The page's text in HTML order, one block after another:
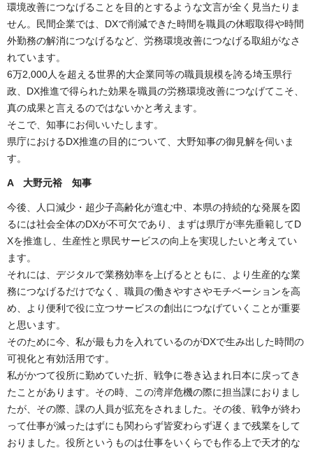
環境改善につなげることを目的とするような文言が全く見当たりま
せん。民間企業では、DXで削減できた時間を職員の休暇取得や時間
外勤務の解消につなげるなど、労務環境改善につなげる取組がなさ
れています。
6万2,000人を超える世界的大企業同等の職員規模を誇る埼玉県行
政、DX推進で得られた効果を職員の労務環境改善につなげてこそ、
真の成果と言えるのではないかと考えます。
そこで、知事にお伺いいたします。
県庁におけるDX推進の目的について、大野知事の御見解を伺いま
す。
A 大野元裕 知事
今後、人口減少・超少子高齢化が進む中、本県の持続的な発展を図
るには社会全体のDXが不可欠であり、まずは県庁が率先垂範してD
Xを推進し、生産性と県民サービスの向上を実現したいと考えてい
ます。
それには、デジタルで業務効率を上げるとともに、より生産的な業
務につなげるだけでなく、職員の働きやすさやモチベーションを高
め、より便利で役に立つサービスの創出につなげていくことが重要
と思います。
そのために今、私が最も力を入れているのがDXで生み出した時間の
可視化と有効活用です。
私がかつて役所に勤めていた折、戦争に巻き込まれ日本に戻ってき
たことがあります。その時、この湾岸危機の際に担当課におりまし
たが、その際、課の人員が拡充をされました。その後、戦争が終わ
って仕事が減ったはずにも関わらず皆変わらず遅くまで残業をして
おりました。役所というものは仕事をいくらでも作る上で天才的な